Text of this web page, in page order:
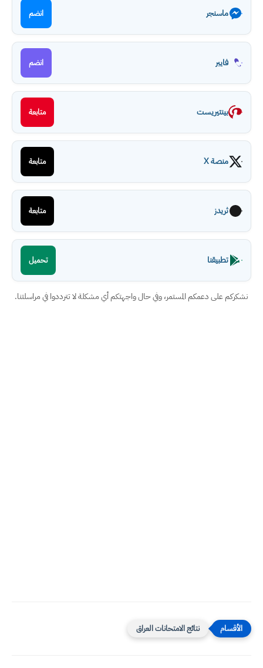
ماسنجر انضم
فايبر انضم
بينتيريست متابعة
منصة X متابعة
ثريدز متابعة
تطبيقنا تحميل
نشكركم على دعمكم المستمر، وفي حال واجهتكم أي مشكلة لا تترددوا في مراسلتنا.
نتائج الامتحانات العراق